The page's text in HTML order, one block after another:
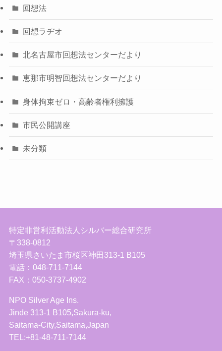
回想法
回想ラヂオ
北名古屋市回想法センターだより
恵那市明智回想法センターだより
身体拘束ゼロ・高齢者権利擁護
市民公開講座
未分類
特定非営利活動法人シルバー総合研究所
〒338-0812
埼玉県さいたま市桜区神田313-1 B105
電話：048-711-7144
FAX：050-3737-4902
NPO Silver Age Ins.
Jinde 313-1 B105,Sakura-ku,
Saitama-City,Saitama,Japan
TEL:+81-48-711-7144